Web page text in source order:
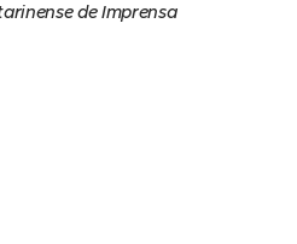
de Imprensa